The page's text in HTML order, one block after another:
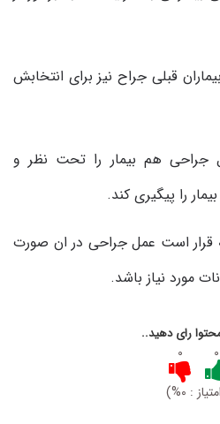
قبلی جراح نیز برای انتخابش
هم بیمار را تحت نظر و
را پیگیری کند.
قرار است عمل جراحی در ان صورت
مورد نیاز باشد.
رای دهید..
۰
۰
: ۰%)